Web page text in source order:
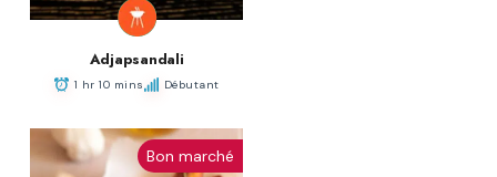
Adjapsandali
1 hr 10 mins Débutant
Bon marché